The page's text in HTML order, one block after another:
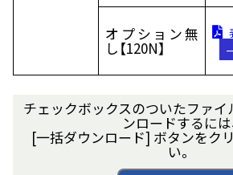
オプション無
し【120N】
チェックボックスのついたファイ
ンロードするには
[一括ダウンロード] ボタンをク
い。